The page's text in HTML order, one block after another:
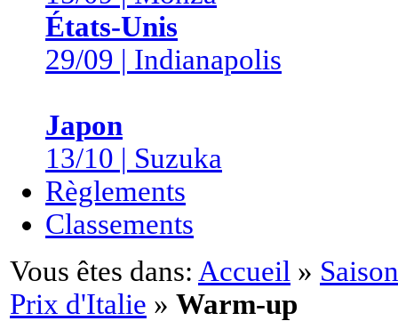
États-Unis
29/09 | Indianapolis
Japon
13/10 | Suzuka
Règlements
Classements
Vous êtes dans: Accueil »
Prix d'Italie » Warm-up